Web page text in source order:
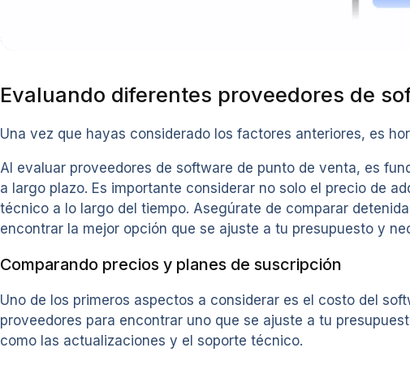
Evaluando diferentes proveedores de
Una vez que hayas considerado los factores anteriores, es
Al evaluar proveedores de software de punto de venta, es
a largo plazo. Es importante considerar no solo el precio de
técnico a lo largo del tiempo. Asegúrate de comparar
encontrar la mejor opción que se ajuste a tu presupuesto y
Comparando precios y planes de suscripción
Uno de los primeros aspectos a considerar es el costo del
proveedores para encontrar uno que se ajuste a tu
como las actualizaciones y el soporte técnico.